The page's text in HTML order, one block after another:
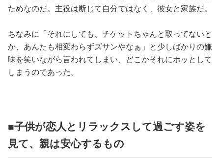
ためなのだ。主役は断じて自分ではなく、彼女と家族だ。
ちなみに「それにしても、チケットちゃんと取ってないと
か、あんたも相変わらずズサンやなぁ」と少しばかりの嫌
味を笑いながら言われてしまい、どこかそれにホッとして
しまうのであった。
■子供が恋人とリラックスして過ごす姿を
見て、親は安心するもの